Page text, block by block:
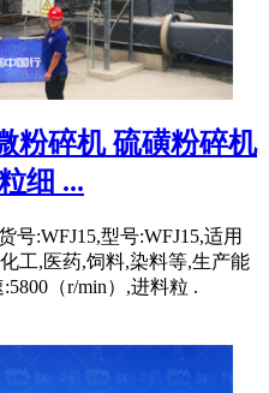
粉碎机 硫磺粉碎机
细 ...
号:WFJ15,型号:WFJ15,适用
工,医药,饲料,染料等,生产能
（r/min）,进料粒 .